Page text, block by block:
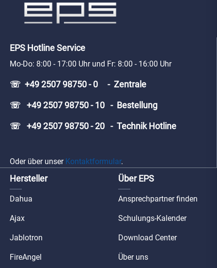
EPS Hotline Service
Mo-Do: 8:00 - 17:00 Uhr und Fr: 8:00 - 16:00 Uhr
☏ +49 2507 98750 - 0 - Zentrale
☏ +49 2507 98750 - 10 - Bestellung
☏ +49 2507 98750 - 20 - Technik Hotline
Oder über unser Kontaktformular.
Hersteller
Dahua
Ajax
Jablotron
FireAngel
Über EPS
Ansprechpartner finden
Schulungs-Kalender
Download Center
Über uns